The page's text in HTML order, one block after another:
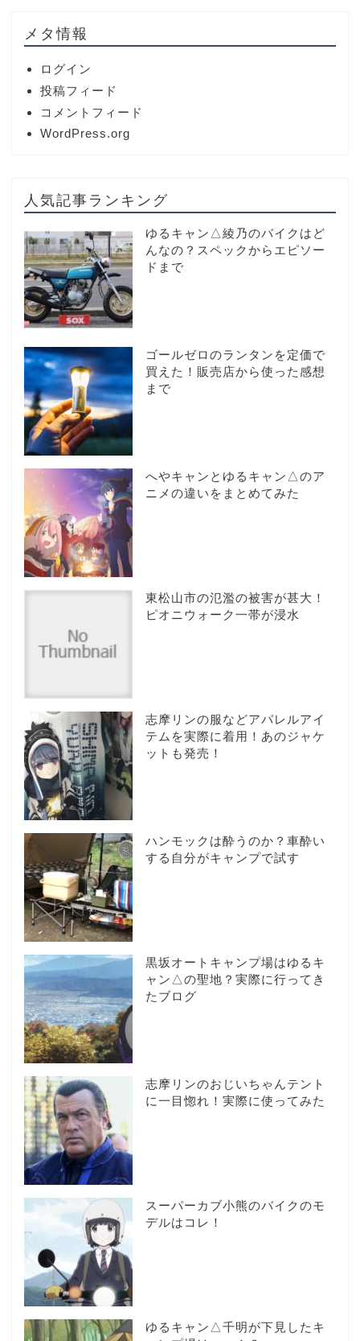
メタ情報
ログイン
投稿フィード
コメントフィード
WordPress.org
人気記事ランキング
ゆるキャン△綾乃のバイクはど
んなの？スペックからエピソー
ドまで
ゴールゼロのランタンを定価で
買えた！販売店から使った感想
まで
へやキャンとゆるキャン△のア
ニメの違いをまとめてみた
東松山市の氾濫の被害が甚大！
ピオニウォーク一帯が浸水
志摩リンの服などアパレルアイ
テムを実際に着用！あのジャケ
ットも発売！
ハンモックは酔うのか？車酔い
する自分がキャンプで試す
黒坂オートキャンプ場はゆるキ
ャン△の聖地？実際に行ってき
たブログ
志摩リンのおじいちゃんテント
に一目惚れ！実際に使ってみた
スーパーカブ小熊のバイクのモ
デルはコレ！
ゆるキャン△千明が下見したキ